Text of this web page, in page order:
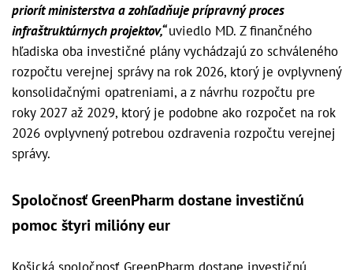
priorít ministerstva a zohľadňuje prípravný proces
infraštruktúrnych projektov,“uviedlo MD. Z finančného
hľadiska oba investičné plány vychádzajú zo schváleného
rozpočtu verejnej správy na rok 2026, ktorý je ovplyvnený
konsolidačnými opatreniami, a z návrhu rozpočtu pre
roky 2027 až 2029, ktorý je podobne ako rozpočet na rok
2026 ovplyvnený potrebou ozdravenia rozpočtu verejnej
správy.
Spoločnosť GreenPharm dostane investičnú
pomoc štyri milióny eur